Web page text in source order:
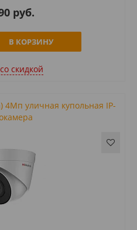
руб.
В КОРЗИНУ
скидкой
4Мп уличная купольная IP-